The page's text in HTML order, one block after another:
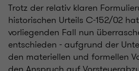
Trotz der relativ klaren
historischen Urteils C-152/02
vorliegenden Fall nun
entschieden - aufgrund der
den materiellen und formellen